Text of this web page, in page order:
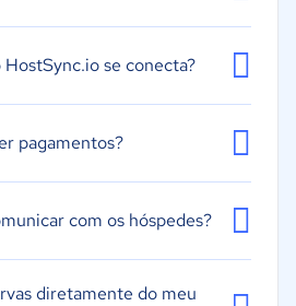
/ análisis
HostSync.io se conecta?
pagamentos?
com os hóspedes?
diretamente do meu